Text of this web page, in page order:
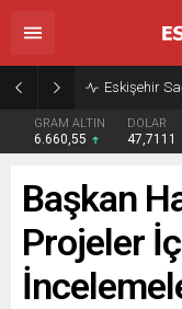
Eskişehir
GRAM ALTIN
6.660,55
DOLAR
47,7111
Başkan
Projeler